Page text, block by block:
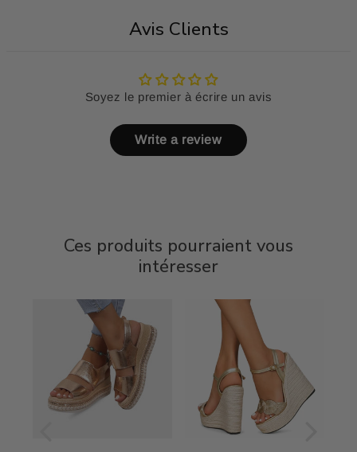
Avis Clients
Soyez le premier à écrire un avis
Write a review
Ces produits pourraient vous
intéresser